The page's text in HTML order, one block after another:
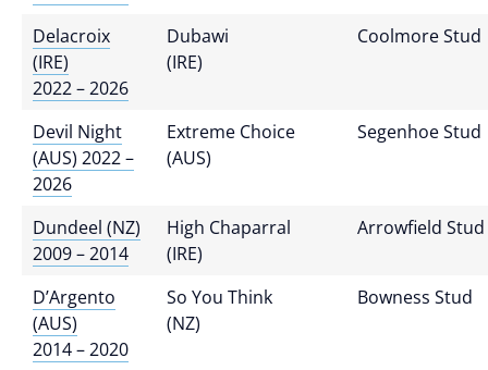
Delacroix
(IRE)
2022 – 2026
Dubawi
(IRE)
Coolmore Stud
Devil Night
(AUS) 2022 –
2026
Extreme Choice
(AUS)
Segenhoe Stud
Dundeel (NZ)
2009 – 2014
High Chaparral
(IRE)
Arrowfield Stud
D’Argento
(AUS)
2014 – 2020
So You Think
(NZ)
Bowness Stud